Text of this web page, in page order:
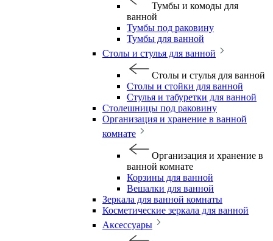
Тумбы и комоды для
ванной
Тумбы под раковину
Тумбы для ванной
Столы и стулья для ванной
Столы и стулья для ванной
Столы и стойки для ванной
Стулья и табуретки для ванной
Столешницы под раковину
Организация и хранение в ванной
комнате
Организация и хранение в
ванной комнате
Корзины для ванной
Вешалки для ванной
Зеркала для ванной комнаты
Косметические зеркала для ванной
Аксессуары